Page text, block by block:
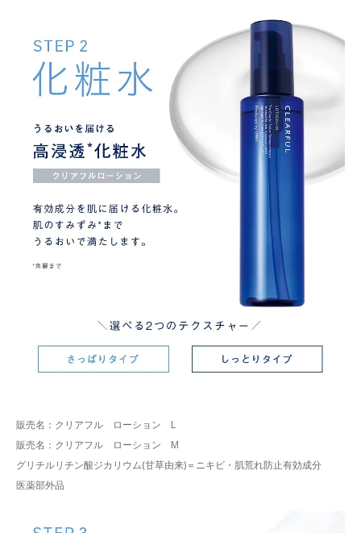
販売名：クリアフル ローション L
販売名：クリアフル ローション M
グリチルリチン酸ジカリウム(甘草由来)＝ニキビ・肌荒れ防止有効成分
医薬部外品